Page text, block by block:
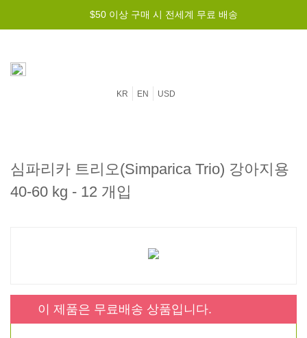
$50 이상 구매 시 전세계 무료 배송
KR EN USD
심파리카 트리오(Simparica Trio) 강아지용
40-60 kg - 12 개입
이 제품은 무료배송 상품입니다.